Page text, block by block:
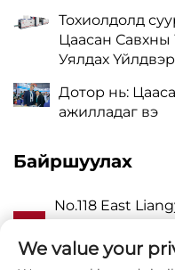
Тохиолдолд
Цаасан
Уялдах
Дотор нь:
ажилладаг вэ
Байршуулах
А
No.118 East
Wanquan Town,
Zhejiang P.R.
We value your